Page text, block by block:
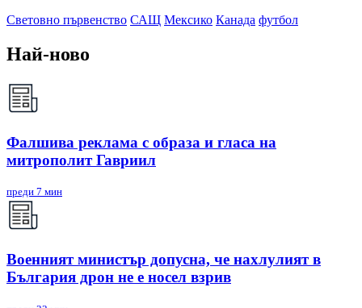
Световно първенство САЩ Мексико Канада футбол
Най-ново
Фалшива реклама с образа и гласа на
митрополит Гавриил
преди 7 мин
Военният министър допусна, че нахлулият в
България дрон не е носел взрив